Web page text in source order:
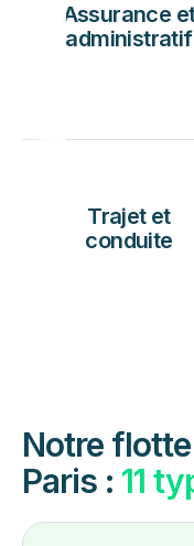
Assurance
administratif
Trajet et
conduite
Notre
Paris : 11